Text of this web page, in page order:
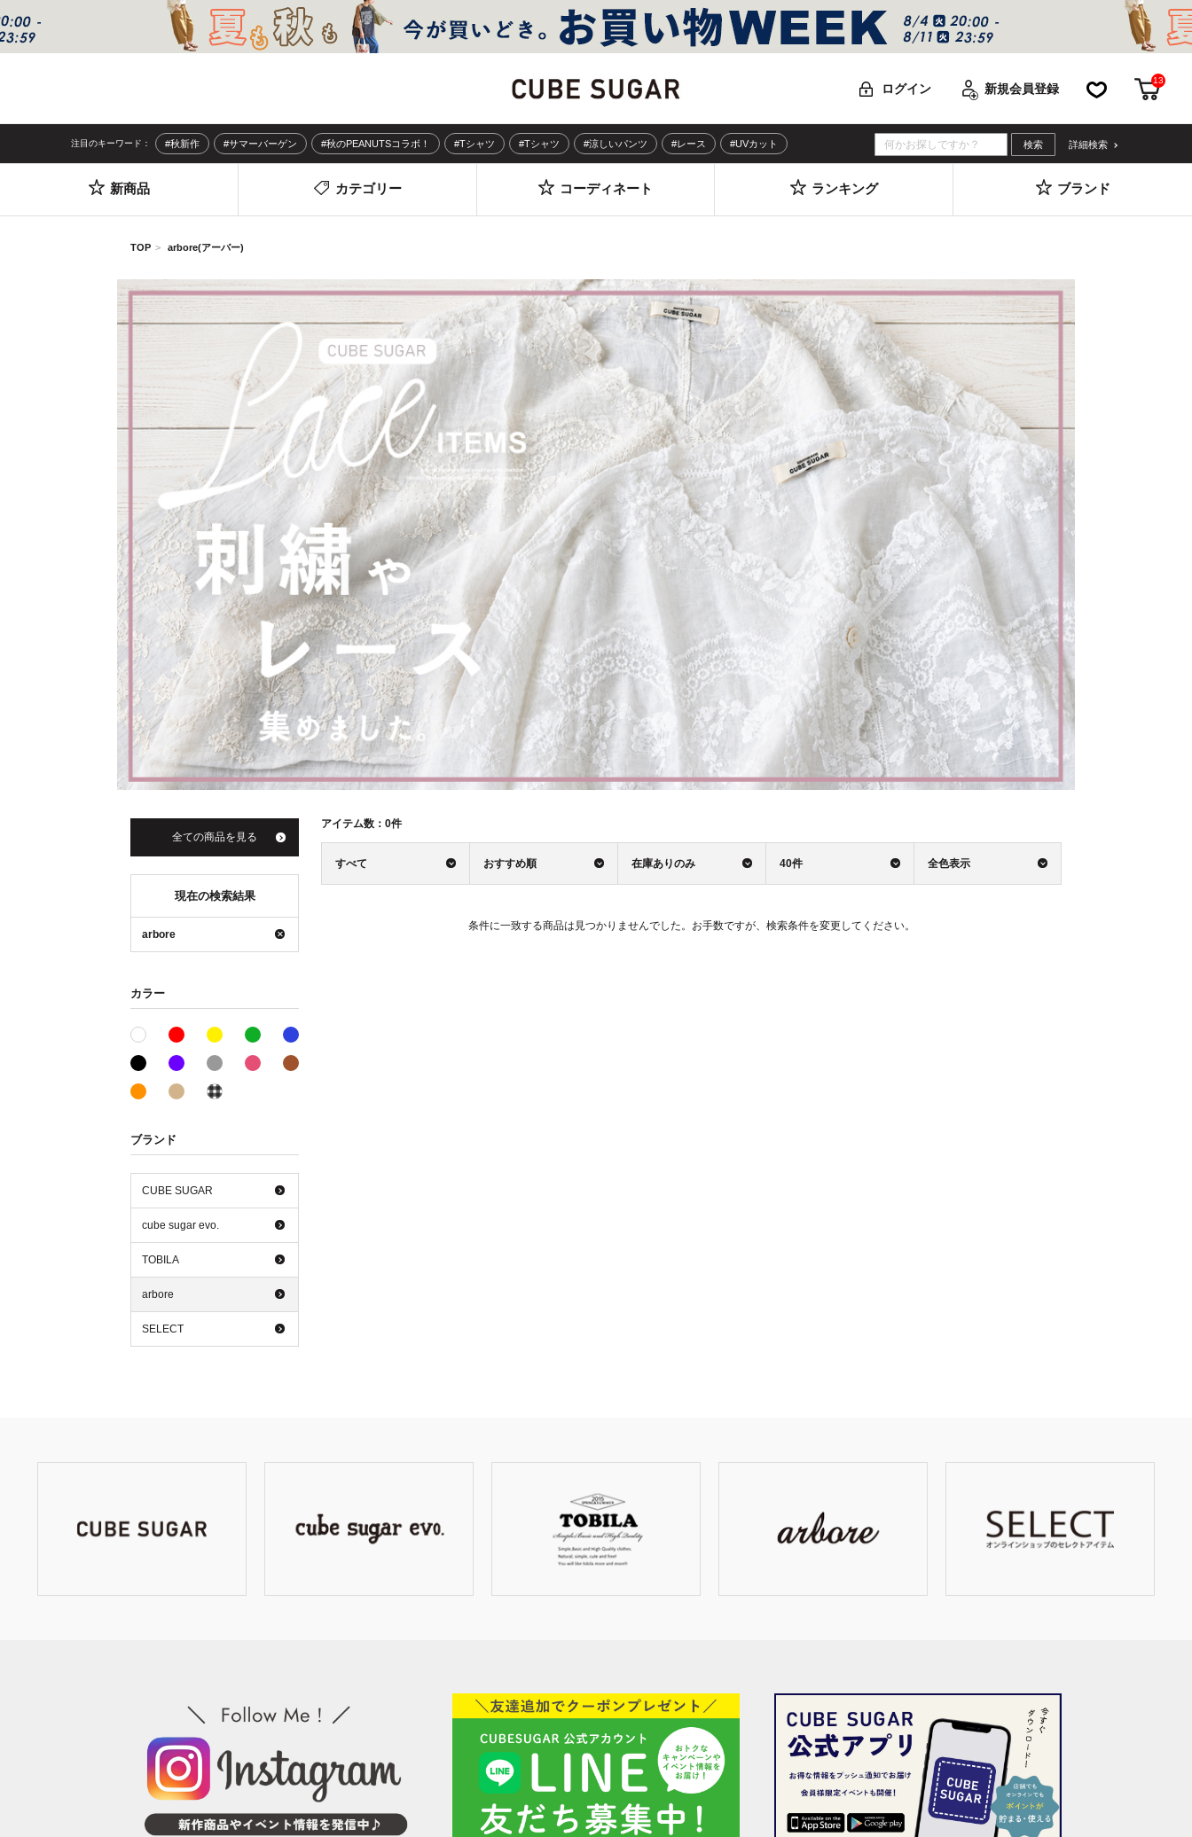
ログイン 新規会員登録 お気に入りカート
13
注目のキーワード： #秋新作 #サマーバーゲン #秋のPEANUTSコラボ！ #Tシャツ #Tシャツ #涼しいパンツ #レース #UVカット 詳細検索
新商品 カテゴリー コーディネート ランキング ブランド
TOP arbore(アーバー)
アイテム数： 0件
すべて おすすめ順 在庫ありのみ 40件 全色表示
条件に一致する商品は見つかりませんでした。お手数ですが、検索条件を変更してください。
全ての商品を見る
現在の検索結果
arbore
カラー
ホワイト系レッド系 イエロー系グリーン系
ブラック系パープル系グレー系 ピンク系
オレンジ系ベージュ系
ブランド
CUBE SUGAR
cube sugar evo.
TOBILA
arbore
SELECT